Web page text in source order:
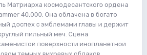
Матриарха космодесантского ордена
40,000. Она облачена в богато
доспех с эмблемами главы и держит
пильный меч. Сцена
поверхности инопланетной